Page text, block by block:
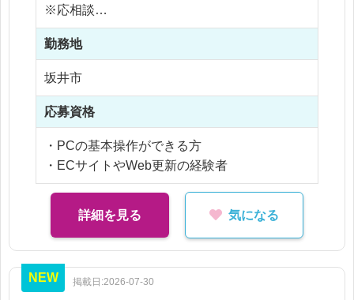
※応相談
※ご経験により優遇
※交通費支給
※残業なし
勤務地
坂井市
応募資格
・PCの基本操作ができる方
・ECサイトやWeb更新の経験者
詳細を見る 気になる
NEW 掲載日:2026-07-30